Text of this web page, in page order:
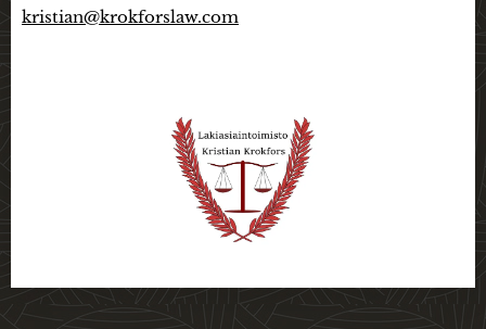
kristian@krokforslaw.com